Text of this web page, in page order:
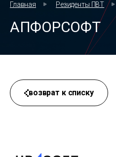
Главная Резиденты ПВТ
АПФОРСОФТ
возврат к списку